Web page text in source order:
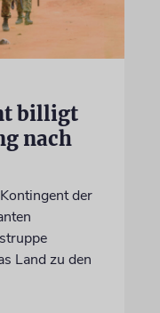
billigt
nach
der
Land zu den